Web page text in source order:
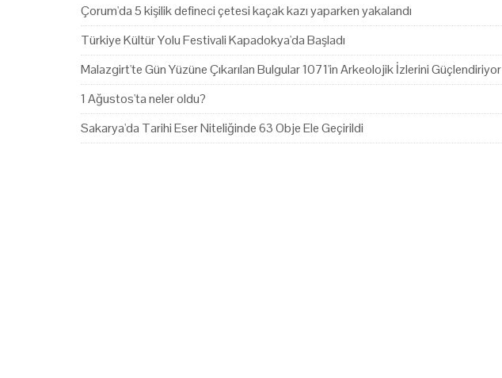
Çorum'da 5 kişilik defineci çetesi kaçak kazı yaparken yakalandı
Türkiye Kültür Yolu Festivali Kapadokya'da Başladı
Malazgirt'te Gün Yüzüne Çıkarılan Bulgular 1071'in Arkeolojik İzlerini Güçlendiriyor
1 Ağustos'ta neler oldu?
Sakarya'da Tarihi Eser Niteliğinde 63 Obje Ele Geçirildi